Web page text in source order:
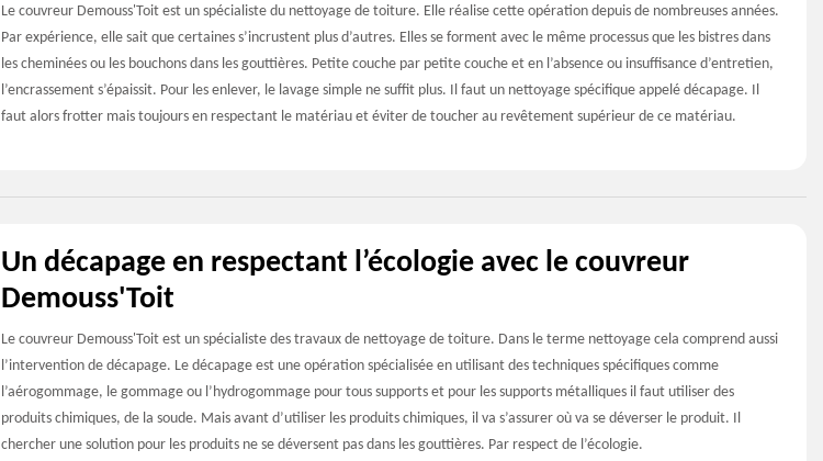
Le couvreur Demouss'Toit est un spécialiste du nettoyage de toiture. Elle réalise cette opération depuis de nombreuses années.
Par expérience, elle sait que certaines s’incrustent plus d’autres. Elles se forment avec le même processus que les bistres dans
les cheminées ou les bouchons dans les gouttières. Petite couche par petite couche et en l’absence ou insuffisance d’entretien,
l’encrassement s’épaissit. Pour les enlever, le lavage simple ne suffit plus. Il faut un nettoyage spécifique appelé décapage. Il
faut alors frotter mais toujours en respectant le matériau et éviter de toucher au revêtement supérieur de ce matériau.
Un décapage en respectant l’écologie avec le couvreur
Demouss'Toit
Le couvreur Demouss'Toit est un spécialiste des travaux de nettoyage de toiture. Dans le terme nettoyage cela comprend aussi
l’intervention de décapage. Le décapage est une opération spécialisée en utilisant des techniques spécifiques comme
l’aérogommage, le gommage ou l’hydrogommage pour tous supports et pour les supports métalliques il faut utiliser des
produits chimiques, de la soude. Mais avant d’utiliser les produits chimiques, il va s’assurer où va se déverser le produit. Il
chercher une solution pour les produits ne se déversent pas dans les gouttières. Par respect de l’écologie.